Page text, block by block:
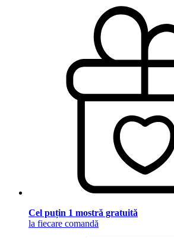
Cel puțin 1 mostră gratuită
la fiecare comandă